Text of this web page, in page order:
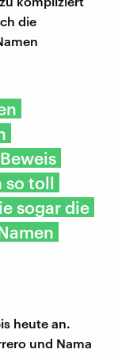
die
so toll
sogar die
heute an.
und Nama